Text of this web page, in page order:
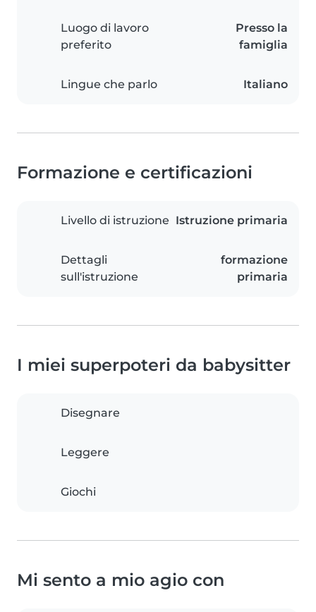
Luogo di lavoro
preferito
Presso la
famiglia
Lingue che parlo Italiano
Formazione e certificazioni
Livello di istruzione Istruzione primaria
Dettagli
sull'istruzione
formazione
primaria
I miei superpoteri da babysitter
Disegnare
Leggere
Giochi
Mi sento a mio agio con